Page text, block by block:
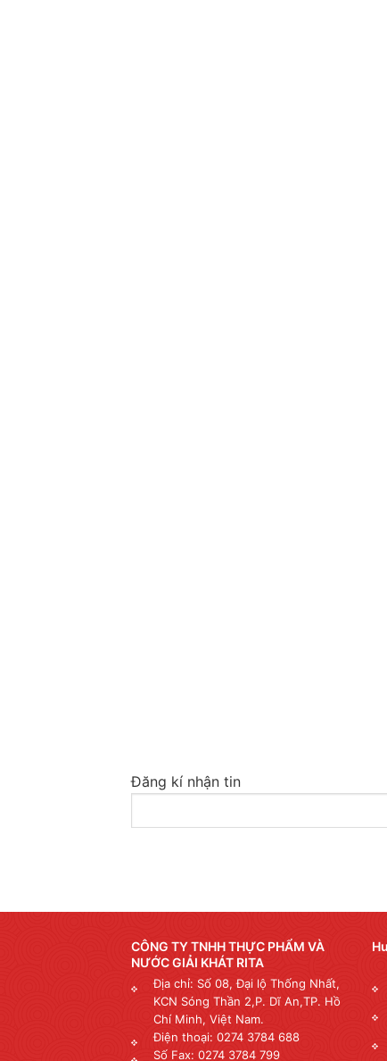
Đăng kí nhận tin
CÔNG TY TNHH THỰC PHẨM VÀ
NƯỚC GIẢI KHÁT RITA
Địa chỉ: Số 08, Đại lộ Thống Nhất,
KCN Sóng Thần 2,P. Dĩ An,TP. Hồ
Chí Minh, Việt Nam.
Điện thoại: 0274 3784 688
Số Fax: 0274 3784 799